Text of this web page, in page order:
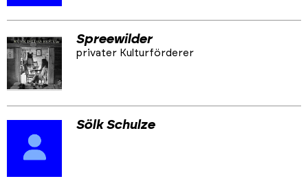
Spreewilder
privater Kulturförderer
Sölk Schulze